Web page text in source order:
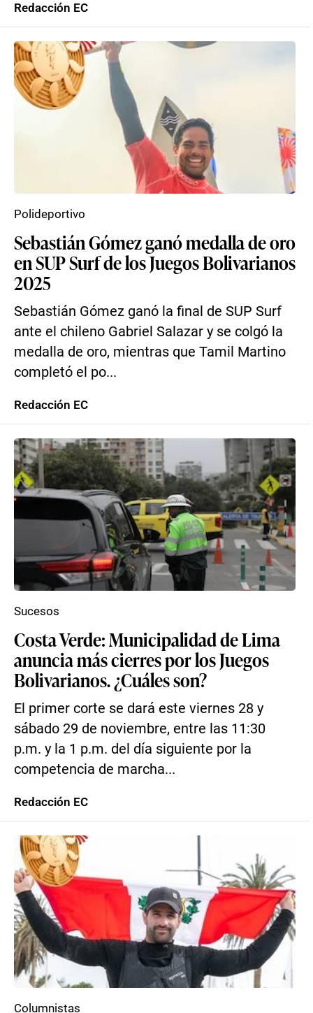
Redacción EC
Sebastián Gómez ganó medalla de oro
en SUP Surf de los Juegos Bolivarianos
2025
Sebastián Gómez ganó la final de SUP Surf
ante el chileno Gabriel Salazar y se colgó la
medalla de oro, mientras que Tamil Martino
completó el po...
Polideportivo
Redacción EC
Costa Verde: Municipalidad de Lima
anuncia más cierres por los Juegos
Bolivarianos. ¿Cuáles son?
El primer corte se dará este viernes 28 y
sábado 29 de noviembre, entre las 11:30
p.m. y la 1 p.m. del día siguiente por la
competencia de marcha...
Sucesos
Redacción EC
Columnistas